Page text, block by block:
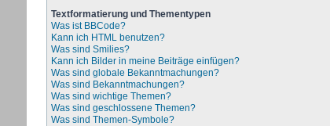
Textformatierung und Thementypen
Was ist BBCode?
Kann ich HTML benutzen?
Was sind Smilies?
Kann ich Bilder in meine Beiträge einfügen?
Was sind globale Bekanntmachungen?
Was sind Bekanntmachungen?
Was sind wichtige Themen?
Was sind geschlossene Themen?
Was sind Themen-Symbole?